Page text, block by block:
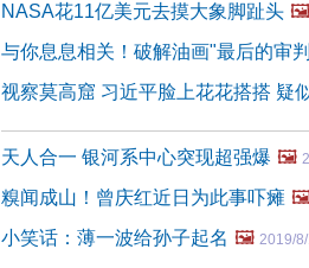
NASA花11亿美元去摸大象脚趾头 🖼️
与你息息相关！破解油画"最后的审
视察莫高窟 习近平脸上花花搭搭 疑
天人合一 银河系中心突现超强爆 🖼️
糗闻成山！曾庆红近日为此事吓瘫
小笑话：薄一波给孙子起名 🖼️ 2019/